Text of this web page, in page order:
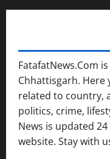
FatafatNews.Com
Chhattisgarh. Here
related to country,
politics, crime,
News is updated
website. Stay with